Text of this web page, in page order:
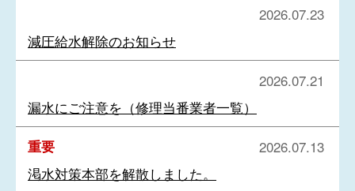
2026.07.23
減圧給水解除のお知らせ
2026.07.21
漏水にご注意を（修理当番業者一覧）
重要
2026.07.13
渇水対策本部を解散しました。